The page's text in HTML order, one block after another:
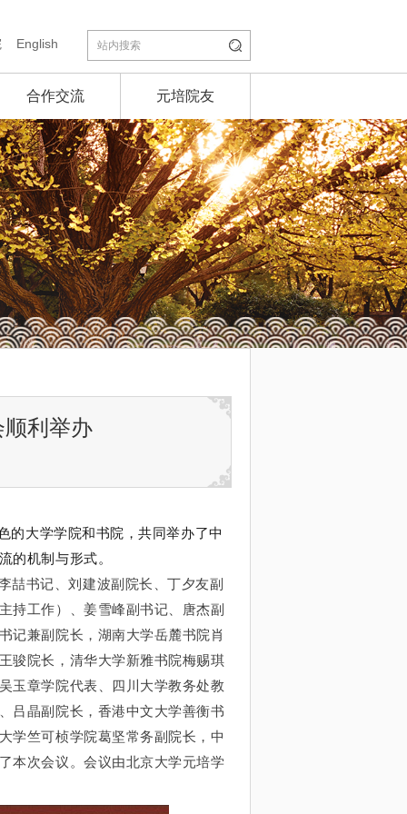
English
合作交流 元培院友
利举办
的大学学院和书院，共同举办了中
的机制与形式。
喆书记、刘建波副院长、丁夕友副
持工作）、姜雪峰副书记、唐杰副
记兼副院长，湖南大学岳麓书院肖
骏院长，清华大学新雅书院梅赐琪
玉章学院代表、四川大学教务处教
吕晶副院长，香港中文大学善衡书
学竺可桢学院葛坚常务副院长，中
本次会议。会议由北京大学元培学